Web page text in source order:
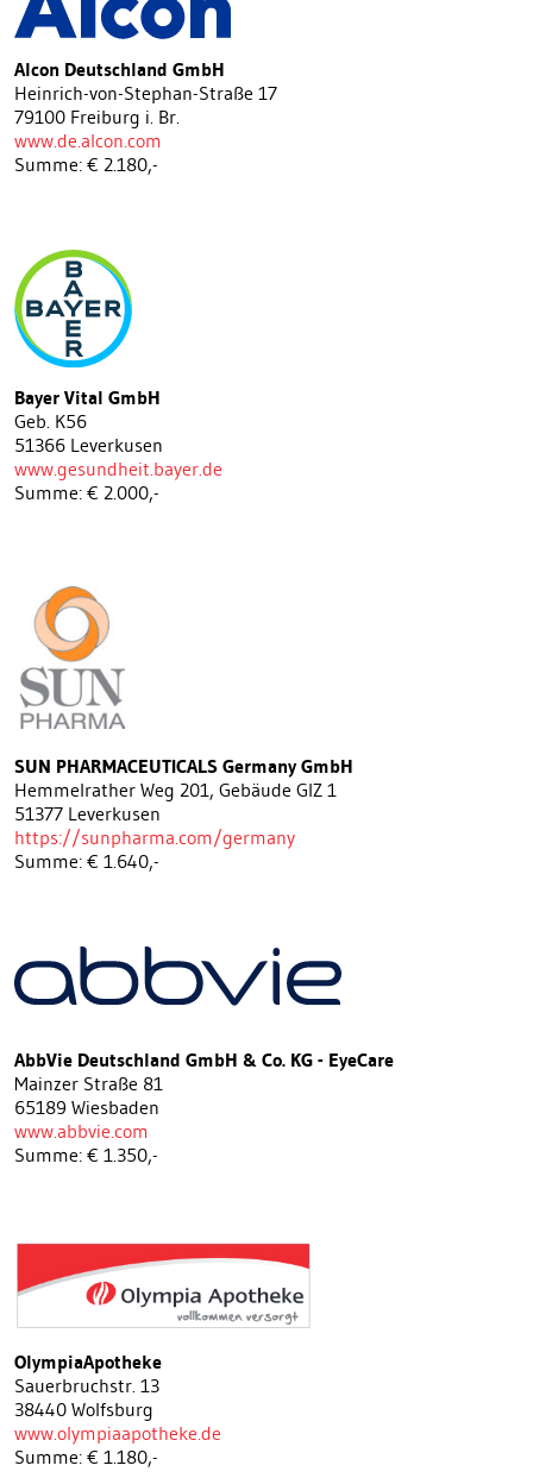
Alcon Deutschland GmbH
Heinrich-von-Stephan-Straße 17
79100 Freiburg i. Br.
www.de.alcon.com
Summe: € 2.180,-
Bayer Vital GmbH
Geb. K56
51366 Leverkusen
www.gesundheit.bayer.de
Summe: € 2.000,-
SUN PHARMACEUTICALS Germany GmbH
Hemmelrather Weg 201, Gebäude GIZ 1
51377 Leverkusen
https://sunpharma.com/germany
Summe: € 1.640,-
AbbVie Deutschland GmbH & Co. KG - EyeCare
Mainzer Straße 81
65189 Wiesbaden
www.abbvie.com
Summe: € 1.350,-
OlympiaApotheke
Sauerbruchstr. 13
38440 Wolfsburg
www.olympiaapotheke.de
Summe: € 1.180,-